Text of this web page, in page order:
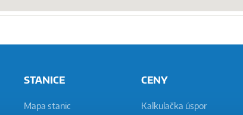
STANICE
Mapa stanic
CENY
Kalkulačka úspor